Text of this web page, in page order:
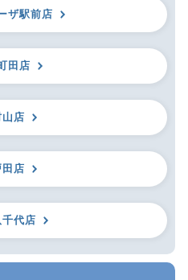
ザ駅前店
田店
店
店
代店